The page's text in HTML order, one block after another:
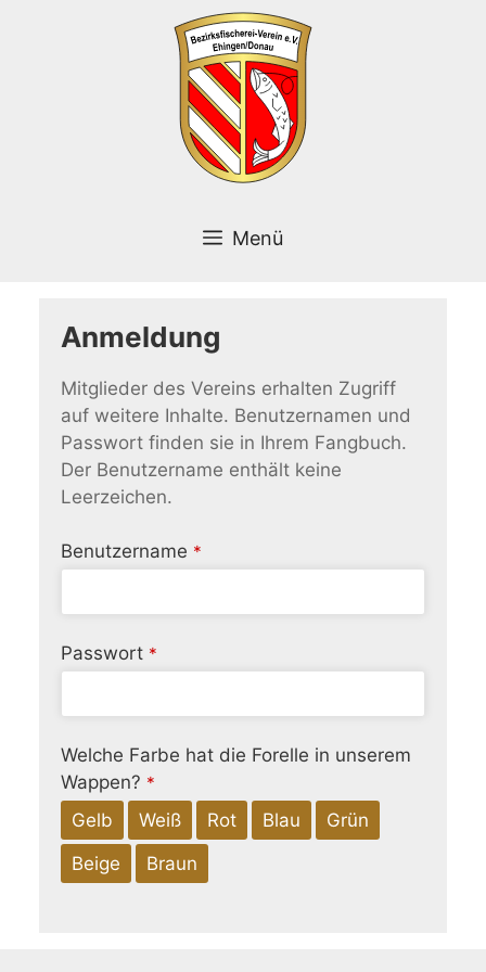
Menü
Anmeldung
Mitglieder des Vereins erhalten Zugriff
auf weitere Inhalte. Benutzernamen und
Passwort finden sie in Ihrem Fangbuch.
Der Benutzername enthält keine
Leerzeichen.
Benutzername *
Passwort *
Email
Address *
Welche Farbe hat die Forelle in unserem
Wappen? *
Gelb Weiß Rot Blau
Grün
Beige
Braun